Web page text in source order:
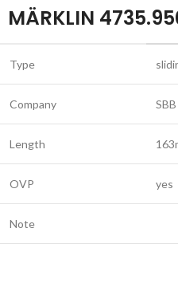
MÄRKLIN
Type
Company SBB
Length
OVP yes
Note